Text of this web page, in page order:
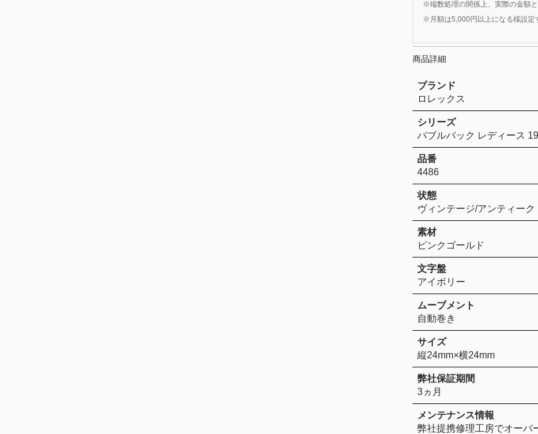
※端数処理の関係上、実際の金額
※月額は5,000円以上になる様設定
商品詳細
ブランド
ロレックス
シリーズ
バブルバック レディース
品番
4486
状態
ヴィンテージ/アンティーク
素材
ピンクゴールド
文字盤
アイボリー
ムーブメント
自動巻き
サイズ
縦24mm×横24mm
弊社保証期間
3ヵ月
メンテナンス情報
弊社提携修理工房でオーバ